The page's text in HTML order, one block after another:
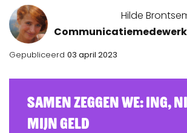
Gepubliceerd 03 april 2023
Hilde
Samen zeggen we: ING,
Mijn Geld